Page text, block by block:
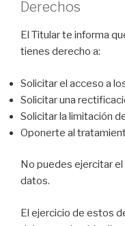
Derechos
El Titular te informa
tienes derecho a:
Solicitar el acceso a
Solicitar una
Solicitar la limitación
Oponerte al
No puedes ejercitar
datos.
El ejercicio de estos